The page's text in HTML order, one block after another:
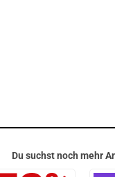
Du suchst noch mehr